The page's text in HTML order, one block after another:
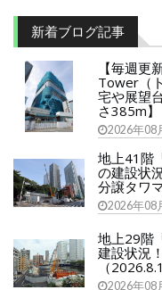
新着ブログ記事
【毎週
Tower（
宅や展望
さ385m】
2026年08
地上41階
の建設状
分譲タワ
2026年08
地上29階
建設状況
（
2026年08